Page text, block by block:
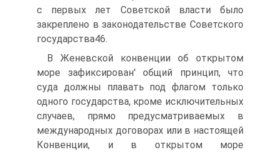
с первых лет Советской власти было
закреплено в законодательстве Советского
государства46.
В Женевской конвенции об открытом
море зафиксирован' общий принцип, что
суда должны плавать под флагом только
одного государства, кроме исключительных
случаев, прямо предусматриваемых в
международных договорах или в настоящей
Конвенции, и в открытом море